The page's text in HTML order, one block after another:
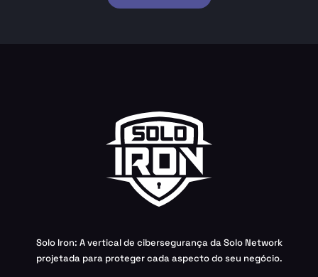
Solo Iron: A vertical de cibersegurança da Solo Network
projetada para proteger cada aspecto do seu negócio.